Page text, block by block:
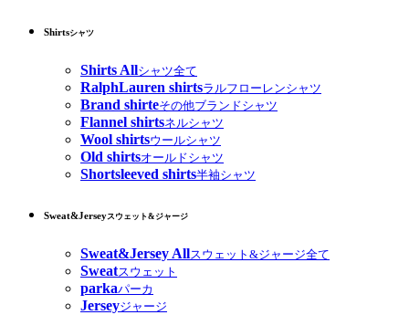
Shirtsシャツ
Shirts Allシャツ全て
RalphLauren shirtsラルフローレンシャツ
Brand shirteその他ブランドシャツ
Flannel shirtsネルシャツ
Wool shirtsウールシャツ
Old shirtsオールドシャツ
Shortsleeved shirts半袖シャツ
Sweat&Jerseyスウェット&ジャージ
Sweat&Jersey Allスウェット&ジャージ全て
Sweatスウェット
parkaパーカ
Jerseyジャージ